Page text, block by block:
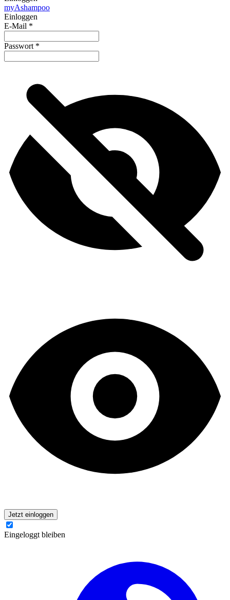
myAshampoo
Einloggen
E-Mail *
Passwort *
Jetzt einloggen
Eingeloggt bleiben